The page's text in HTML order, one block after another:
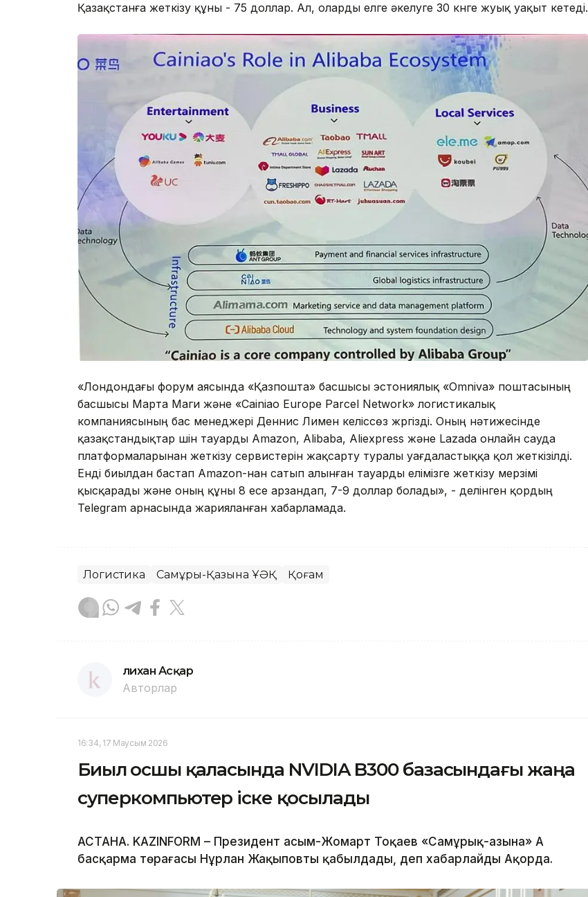
Қазақстанға жеткізу құны - 75 доллар. Ал, оларды елге әкелуге 30 күнге жуық уақыт кетеді.
«Лондондағы форум аясында «Қазпошта» басшысы эстониялық «Omniva» поштасының
басшысы Марта Маги және «Cainiao Europe Parcel Network» логистикалық
компаниясының бас менеджері Деннис Лимен келіссөз жүргізді. Оның нәтижесінде
қазақстандықтар үшін тауарды Amazon, Alibaba, Aliexpress және Lazada онлайн сауда
платформаларынан жеткізу сервистерін жақсарту туралы уағдаластыққа қол жеткізілді.
Енді биылдан бастап Amazon-нан сатып алынған тауарды елімізге жеткізу мерзімі
қысқарады және оның құны 8 есе арзандап, 7-9 доллар болады», - делінген қордың
Telegram арнасында жарияланған хабарламада.
Логистика Самұрық-Қазына ҰӘҚ Қоғам
Әлихан Асқар
Авторлар
16:34, 17 Маусым 2026
Биыл Қосшы қаласында NVIDIA B300 базасындағы жаңа
суперкомпьютер іске қосылады
АСТАНА. KAZINFORM – Президент Қасым-Жомарт Тоқаев «Самұрық-Қазына» АҚ
басқарма төрағасы Нұрлан Жақыповты қабылдады, деп хабарлайды Ақорда.